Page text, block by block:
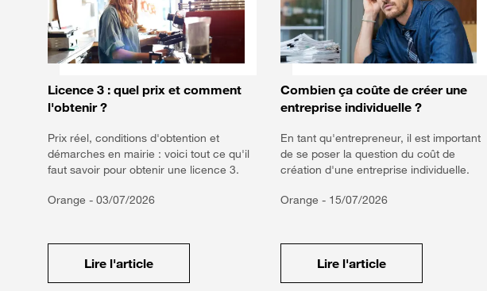
Licence 3 : quel prix et comment
l'obtenir ?
Prix réel, conditions d'obtention et
démarches en mairie : voici tout ce qu'il
faut savoir pour obtenir une licence 3.
Orange - 03/07/2026
Lire l'article
Combien ça coûte de créer une
entreprise individuelle ?
En tant qu'entrepreneur, il est important
de se poser la question du coût de
création d'une entreprise individuelle.
Orange - 15/07/2026
Lire l'article